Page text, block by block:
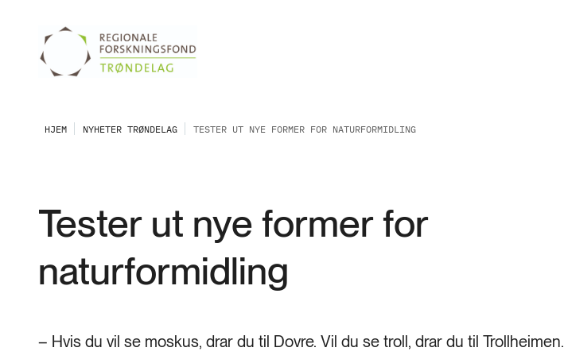
HJEM NYHETER TRØNDELAG TESTER UT NYE FORMER FOR NATURFORMIDLING
Tester ut nye former for
naturformidling
– Hvis du vil se moskus, drar du til Dovre. Vil du se troll, drar du til Trollheimen.